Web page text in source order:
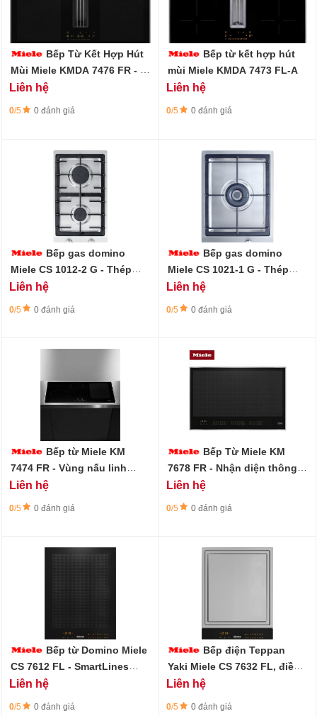
Bếp Từ Kết Hợp Hút
Mùi Miele KMDA 7476 FR - 2
vùng nấu PowerFlex XL
Liên hệ
0/5 0 đánh giá
Bếp từ kết hợp hút
mùi Miele KMDA 7473 FL-A
Liên hệ
0/5 0 đánh giá
Bếp gas domino
Miele CS 1012-2 G - Thép
không gỉ
Liên hệ
0/5 0 đánh giá
Bếp gas domino
Miele CS 1021-1 G - Thép
không gỉ
Liên hệ
0/5 0 đánh giá
Bếp từ Miele KM
7474 FR - Vùng nấu linh
hoạt
Liên hệ
0/5 0 đánh giá
Bếp Từ Miele KM
7678 FR - Nhận diện thông
minh
Liên hệ
0/5 0 đánh giá
Bếp từ Domino Miele
CS 7612 FL - SmartLines
Series
Liên hệ
0/5 0 đánh giá
Bếp điện Teppan
Yaki Miele CS 7632 FL, điều
khiển cảm ứng Smart-Lines
Liên hệ
0/5 0 đánh giá